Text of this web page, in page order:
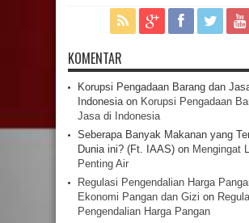
KOMENTAR
Korupsi Pengadaan Barang dan
Indonesiaon Korupsi Pengadaan
Jasa di Indonesia
Seberapa Banyak Makanan yang
Dunia ini? (Ft. IAAS) on Mengingat
Penting Air
Regulasi Pengendalian Harga
Ekonomi Pangan dan Gizi on
Pengendalian Harga Pangan